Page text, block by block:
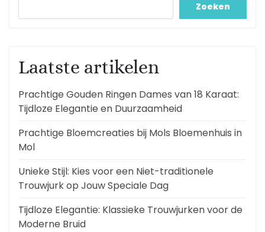
Zoeken
Laatste artikelen
Prachtige Gouden Ringen Dames van 18 Karaat:
Tijdloze Elegantie en Duurzaamheid
Prachtige Bloemcreaties bij Mols Bloemenhuis in
Mol
Unieke Stijl: Kies voor een Niet-traditionele
Trouwjurk op Jouw Speciale Dag
Tijdloze Elegantie: Klassieke Trouwjurken voor de
Moderne Bruid